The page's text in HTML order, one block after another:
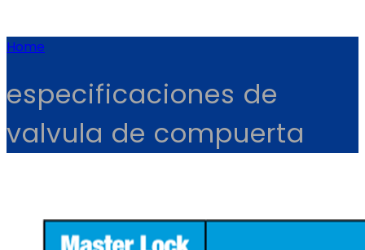
Home
especificaciones de
valvula de compuerta